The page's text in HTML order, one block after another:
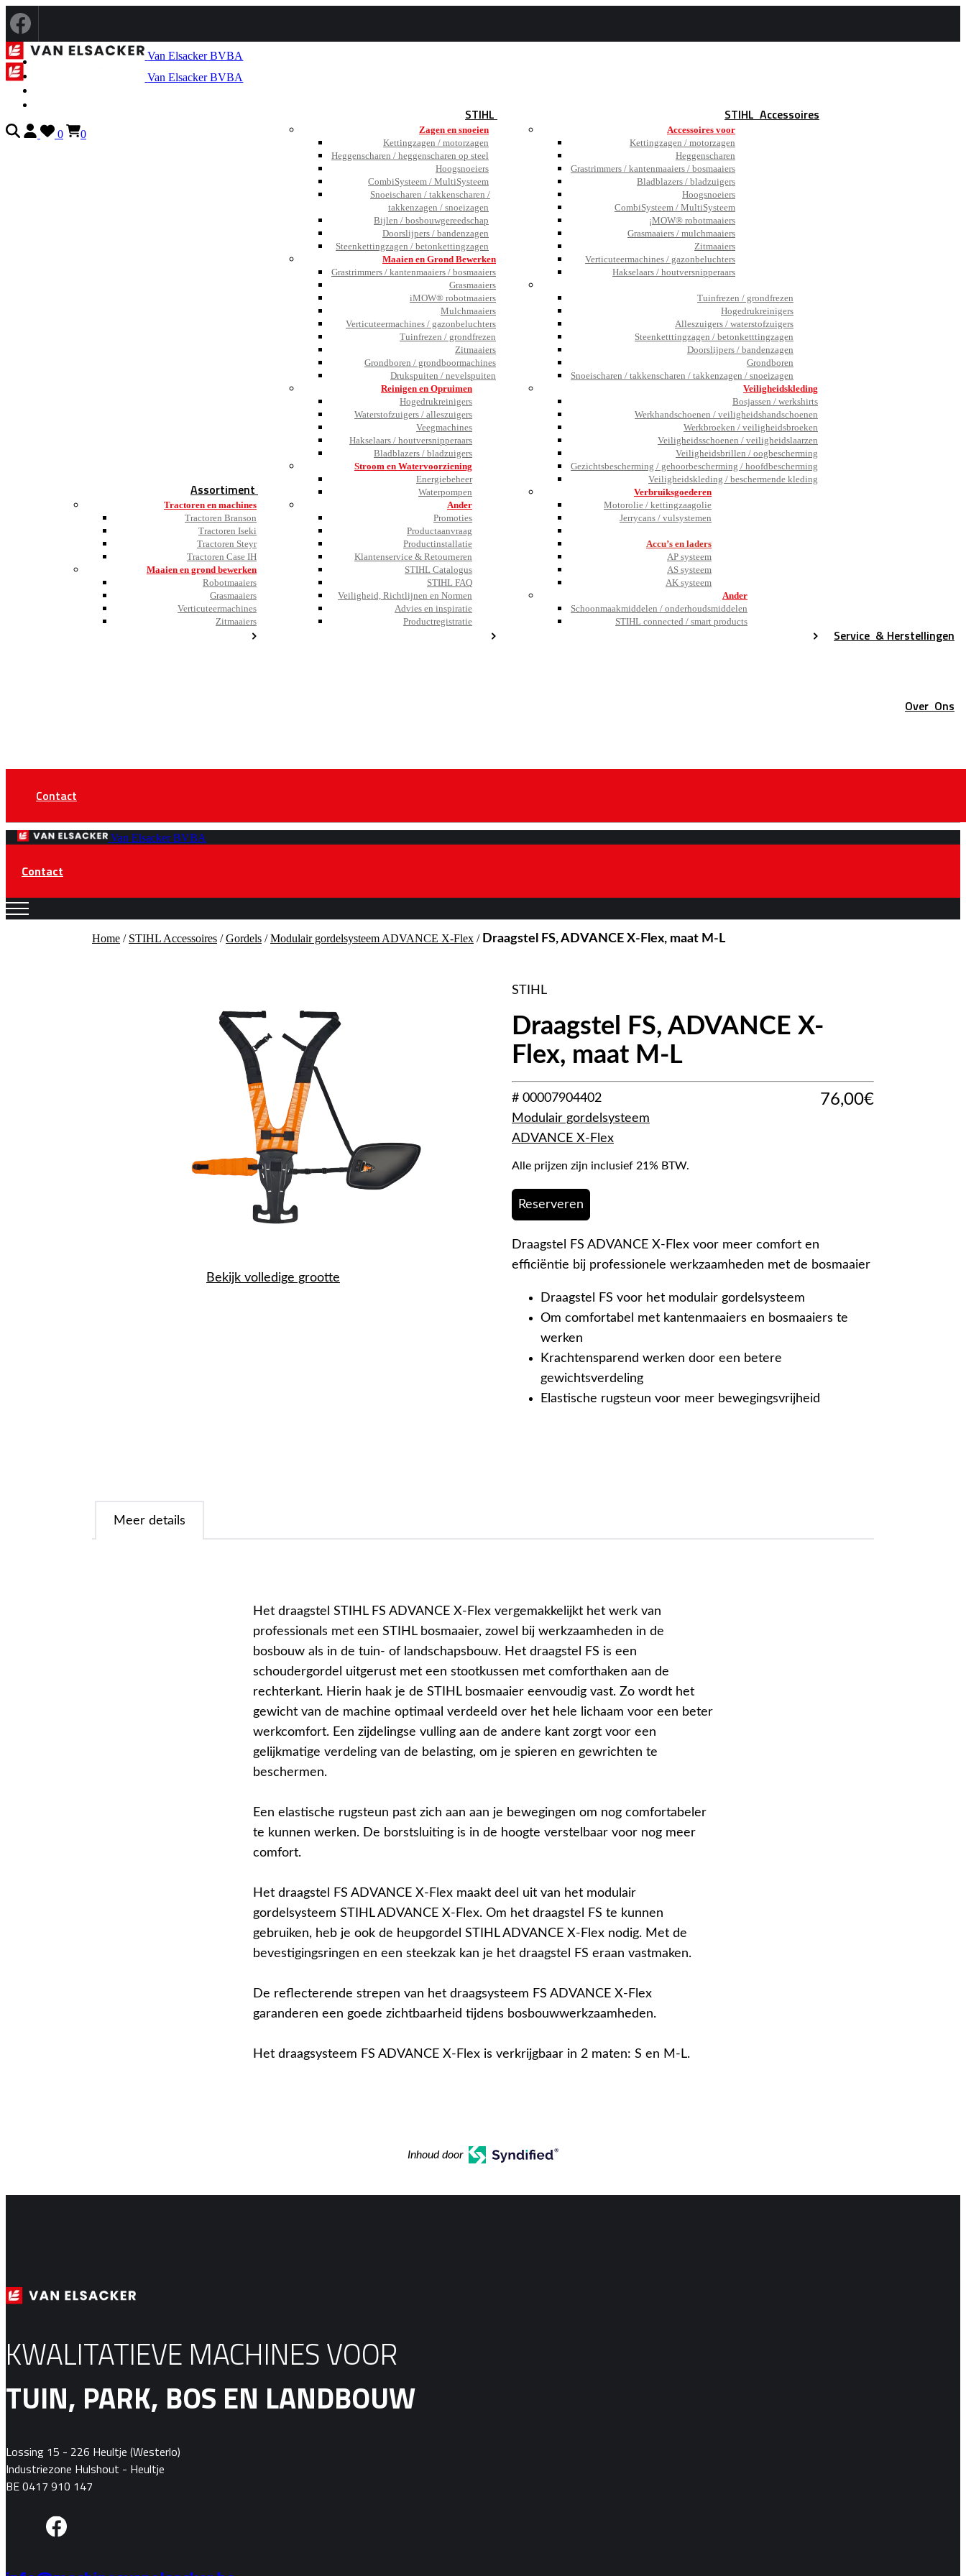
0 0
Van Elsacker BVBA
Van Elsacker BVBA
Assortiment
Tractoren en machines
Tractoren Branson
Tractoren Iseki
Tractoren Steyr
Tractoren Case IH
Maaien en grond bewerken
Robotmaaiers
Grasmaaiers
Verticuteermachines
Zitmaaiers
STIHL
Zagen en snoeien
Kettingzagen / motorzagen
Heggenscharen / heggenscharen op steel
Hoogsnoeiers
CombiSysteem / MultiSysteem
Snoeischaren / takkenscharen /
takkenzagen / snoeizagen
Bijlen / bosbouwgereedschap
Doorslijpers / bandenzagen
Steenkettingzagen / betonkettingzagen
Maaien en Grond Bewerken
Grastrimmers / kantenmaaiers / bosmaaiers
Grasmaaiers
iMOW® robotmaaiers
Mulchmaaiers
Verticuteermachines / gazonbeluchters
Tuinfrezen / grondfrezen
Zitmaaiers
Grondboren / grondboormachines
Drukspuiten / nevelspuiten
Reinigen en Opruimen
Hogedrukreinigers
Waterstofzuigers / alleszuigers
Veegmachines
Hakselaars / houtversnipperaars
Bladblazers / bladzuigers
Stroom en Watervoorziening
Energiebeheer
Waterpompen
Ander
Promoties
Productaanvraag
Productinstallatie
Klantenservice & Retourneren
STIHL Catalogus
STIHL FAQ
Veiligheid, Richtlijnen en Normen
Advies en inspiratie
Productregistratie
STIHL Accessoires
Accessoires voor
Kettingzagen / motorzagen
Heggenscharen
Grastrimmers / kantenmaaiers / bosmaaiers
Bladblazers / bladzuigers
Hoogsnoeiers
CombiSysteem / MultiSysteem
¡MOW® robotmaaiers
Grasmaaiers / mulchmaaiers
Zitmaaiers
Verticuteermachines / gazonbeluchters
Hakselaars / houtversnipperaars
Tuinfrezen / grondfrezen
Hogedrukreinigers
Alleszuigers / waterstofzuigers
Steenketttingzagen / betonketttingzagen
Doorslijpers / bandenzagen
Grondboren
Snoeischaren / takkenscharen / takkenzagen / snoeizagen
Veiligheidskleding
Bosjassen / werkshirts
Werkhandschoenen / veiligheidshandschoenen
Werkbroeken / veiligheidsbroeken
Veiligheidsschoenen / veiligheidslaarzen
Veiligheidsbrillen / oogbescherming
Gezichtsbescherming / gehoorbescherming / hoofdbescherming
Veiligheidskleding / beschermende kleding
Verbruiksgoederen
Motorolie / kettingzaagolie
Jerrycans / vulsystemen
Accu’s en laders
AP systeem
AS systeem
AK systeem
Ander
Schoonmaakmiddelen / onderhoudsmiddelen
STIHL connected / smart products
Service & Herstellingen
Over Ons
Contact
Van Elsacker BVBA
Contact
Home / STIHL Accessoires /Gordels /Modulair gordelsysteem ADVANCE X-Flex / Draagstel FS, ADVANCE X-Flex, maat M-L
Bekijk volledige grootte
STIHL
Draagstel FS, ADVANCE X-
Flex, maat M-L
# 00007904402
Modulair gordelsysteem
ADVANCE X-Flex
76,00€
Alle prijzen zijn inclusief 21% BTW.
Reserveren
Draagstel FS ADVANCE X-Flex voor meer comfort en
efficiëntie bij professionele werkzaamheden met de bosmaaier
Draagstel FS voor het modulair gordelsysteem
Om comfortabel met kantenmaaiers en bosmaaiers te
werken
Krachtensparend werken door een betere
gewichtsverdeling
Elastische rugsteun voor meer bewegingsvrijheid
Meer details
Het draagstel STIHL FS ADVANCE X-Flex vergemakkelijkt het werk van
professionals met een STIHL bosmaaier, zowel bij werkzaamheden in de
bosbouw als in de tuin- of landschapsbouw. Het draagstel FS is een
schoudergordel uitgerust met een stootkussen met comforthaken aan de
rechterkant. Hierin haak je de STIHL bosmaaier eenvoudig vast. Zo wordt het
gewicht van de machine optimaal verdeeld over het hele lichaam voor een beter
werkcomfort. Een zijdelingse vulling aan de andere kant zorgt voor een
gelijkmatige verdeling van de belasting, om je spieren en gewrichten te
beschermen.
Een elastische rugsteun past zich aan aan je bewegingen om nog comfortabeler
te kunnen werken. De borstsluiting is in de hoogte verstelbaar voor nog meer
comfort.
Het draagstel FS ADVANCE X-Flex maakt deel uit van het modulair
gordelsysteem STIHL ADVANCE X-Flex. Om het draagstel FS te kunnen
gebruiken, heb je ook de heupgordel STIHL ADVANCE X-Flex nodig. Met de
bevestigingsringen en een steekzak kan je het draagstel FS eraan vastmaken.
De reflecterende strepen van het draagsysteem FS ADVANCE X-Flex
garanderen een goede zichtbaarheid tijdens bosbouwwerkzaamheden.
Het draagsysteem FS ADVANCE X-Flex is verkrijgbaar in 2 maten: S en M-L.
Inhoud door
KWALITATIEVE MACHINES VOOR
TUIN, PARK, BOS EN LANDBOUW
Lossing 15 - 226 Heultje (Westerlo)
Industriezone Hulshout - Heultje
BE 0417 910 147